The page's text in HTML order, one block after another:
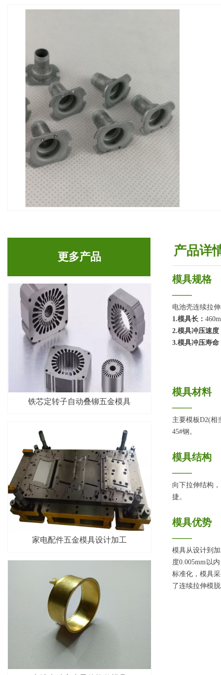
模具规格
——
电池壳连续拉
1.模具长：
2.模具冲压速度
3.模具冲压寿命
模具材料
——
主要模板D2(相
45#钢。
模具结构
——
向下拉伸结构
捷。
模具优势
——
模具从设计到
度0.005mm以
标准化，模具
了连续拉伸模
产品详
更多产品
铁芯定转子自动叠铆五金模具
家电配件五金模具设计加工